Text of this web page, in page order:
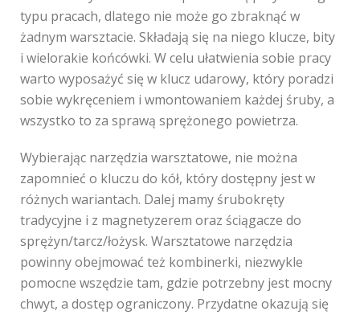
typu pracach, dlatego nie może go zbraknąć w
żadnym warsztacie. Składają się na niego klucze, bity
i wielorakie końcówki. W celu ułatwienia sobie pracy
warto wyposażyć się w klucz udarowy, który poradzi
sobie wykręceniem i wmontowaniem każdej śruby, a
wszystko to za sprawą sprężonego powietrza.
Wybierając narzędzia warsztatowe, nie można
zapomnieć o kluczu do kół, który dostępny jest w
różnych wariantach. Dalej mamy śrubokręty
tradycyjne i z magnetyzerem oraz ściągacze do
sprężyn/tarcz/łożysk. Warsztatowe narzędzia
powinny obejmować też kombinerki, niezwykle
pomocne wszędzie tam, gdzie potrzebny jest mocny
chwyt, a dostęp ograniczony. Przydatne okazują się